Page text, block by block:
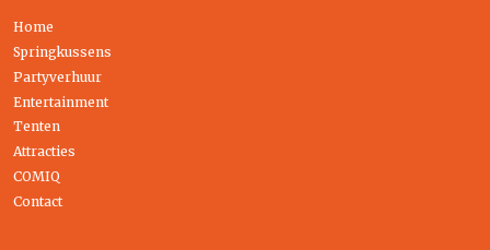
Home
Springkussens
Partyverhuur
Entertainment
Tenten
Attracties
COMIQ
Contact